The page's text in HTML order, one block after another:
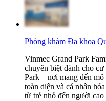
Phòng khám Đa khoa
Vinmec Grand Park
chuyên biệt dành cho
Park – nơi mang đến
toàn diện và cá nhân
từ trẻ nhỏ đến người cao